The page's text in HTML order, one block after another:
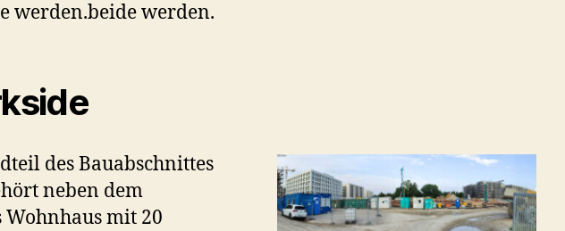
werden.beide werden.
des Bauabschnittes
neben dem
mit 20